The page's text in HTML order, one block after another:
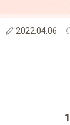
2022.04.06